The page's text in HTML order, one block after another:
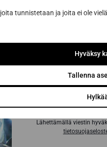
tunnistetaan ja joita ei ole
Tallenna
Hyväksy
Lähettämällä viestin